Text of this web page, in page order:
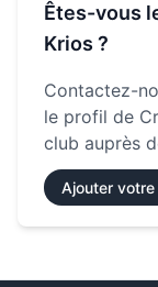
Êtes-vous
Krios ?
Contactez-
le profil de
club auprès
Ajouter votre